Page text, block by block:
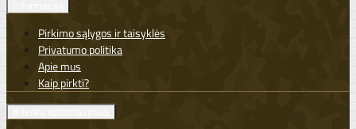
Pirkimo sąlygos ir taisyklės
Privatumo politika
Apie mus
Kaip pirkti?